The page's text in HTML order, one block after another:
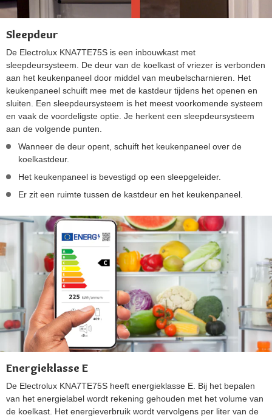
Sleepdeur
De Electrolux KNA7TE75S is een inbouwkast met
sleepdeursysteem. De deur van de koelkast of vriezer is verbonden
aan het keukenpaneel door middel van meubelscharnieren. Het
keukenpaneel schuift mee met de kastdeur tijdens het openen en
sluiten. Een sleepdeursysteem is het meest voorkomende systeem
en vaak de voordeligste optie. Je herkent een sleepdeursysteem
aan de volgende punten.
Wanneer de deur opent, schuift het keukenpaneel over de
koelkastdeur.
Het keukenpaneel is bevestigd op een sleepgeleider.
Er zit een ruimte tussen de kastdeur en het keukenpaneel.
Energieklasse E
De Electrolux KNA7TE75S heeft energieklasse E. Bij het bepalen
van het energielabel wordt rekening gehouden met het volume van
de koelkast. Het energieverbruik wordt vervolgens per liter van de